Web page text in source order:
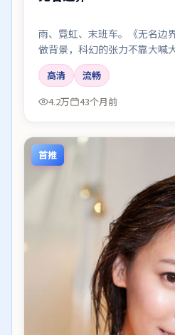
雨、霓虹、末班车。《无名边
做背景，科幻的张力不靠大喊
出口」的沉默。
高清
流畅
4.2万
43个月前
首推